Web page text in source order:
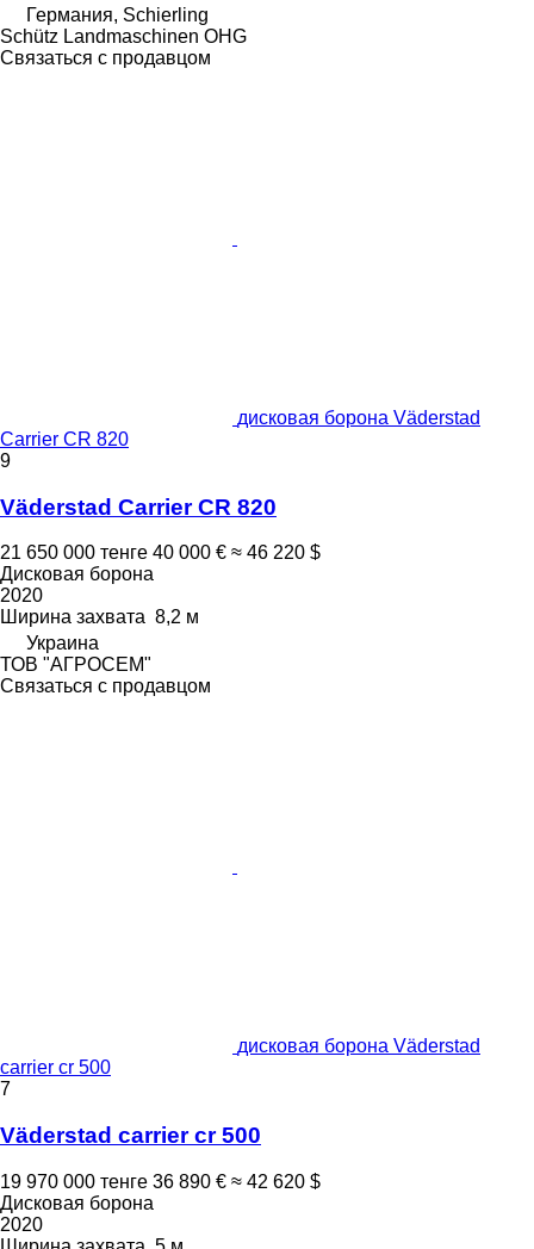
Германия, Schierling
Schütz Landmaschinen OHG
Связаться с продавцом
дисковая борона Väderstad
Carrier CR 820
9
Väderstad Carrier CR 820
21 650 000 тенге 40 000 € ≈ 46 220 $
Дисковая борона
2020
Ширина захвата 8,2 м
Украина
ТОВ "АГРОСЕМ"
Связаться с продавцом
дисковая борона Väderstad
carrier cr 500
7
Väderstad carrier cr 500
19 970 000 тенге 36 890 € ≈ 42 620 $
Дисковая борона
2020